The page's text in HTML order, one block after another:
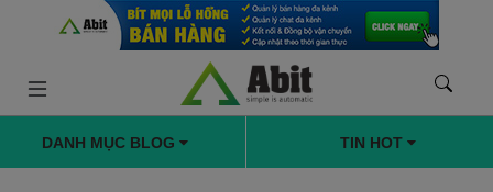
DANH MỤC BLOG TIN HOT